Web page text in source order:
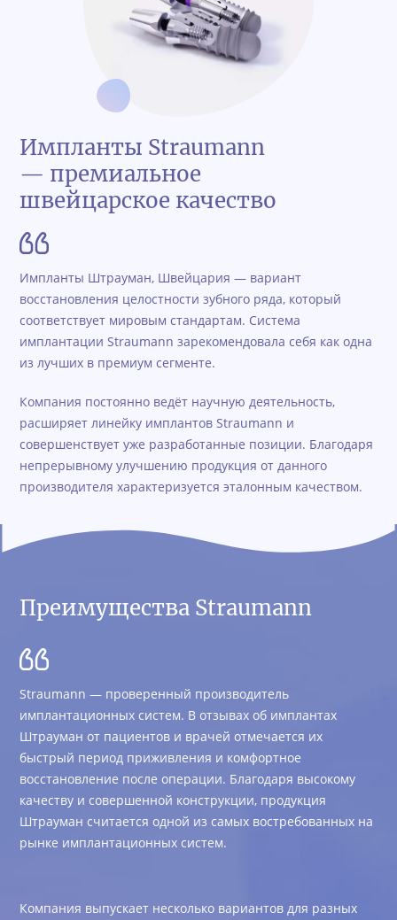
Импланты Straumann
— премиальное
швейцарское качество
Импланты Штрауман, Швейцария — вариант
восстановления целостности зубного ряда, который
соответствует мировым стандартам. Система
имплантации Straumann зарекомендовала себя как одна
из лучших в премиум сегменте.
Компания постоянно ведёт научную деятельность,
расширяет линейку имплантов Straumann и
совершенствует уже разработанные позиции. Благодаря
непрерывному улучшению продукция от данного
производителя характеризуется эталонным качеством.
Преимущества Straumann
Straumann — проверенный производитель
имплантационных систем. В отзывах об имплантах
Штрауман от пациентов и врачей отмечается их
быстрый период приживления и комфортное
восстановление после операции. Благодаря высокому
качеству и совершенной конструкции, продукция
Штрауман считается одной из самых востребованных на
рынке имплантационных систем.
Компания выпускает несколько вариантов для разных